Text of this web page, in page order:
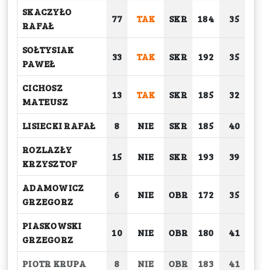
SKACZYŁO
RAFAŁ
77 TAK SKR 184 35
SOŁTYSIAK
PAWEŁ
33 TAK SKR 192 35
CICHOSZ
MATEUSZ
13 TAK SKR 185 32
LISIECKI RAFAŁ 8 NIE SKR 185 40
ROZLAZŁY
KRZYSZTOF
15 NIE SKR 193 39
ADAMOWICZ
GRZEGORZ
6 NIE OBR 172 35
PIASKOWSKI
GRZEGORZ
10 NIE OBR 180 41
PIOTR KRUPA 8 NIE OBR 183
41